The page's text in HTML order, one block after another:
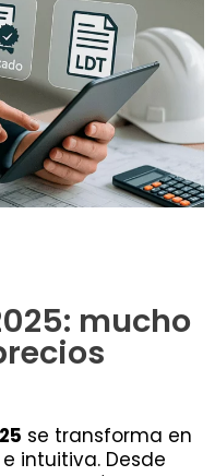
mucho
se transforma en
intuitiva. Desde